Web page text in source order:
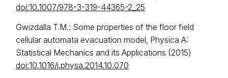
doi:10.1007/978-3-319-44365-2_25
Gwizdalla T.M.: Some properties of the floor field
cellular automata evacuation model, Physica A:
Statistical Mechanics and its Applications (2015)
doi:10.1016/j.physa.2014.10.070